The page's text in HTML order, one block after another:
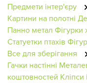
Предмети інтер'єру
Картини на полотні
Панно метал Фігурки
Статуетки птахів
Все для зберігання
Гачки настінні
коштовностей Кліпси